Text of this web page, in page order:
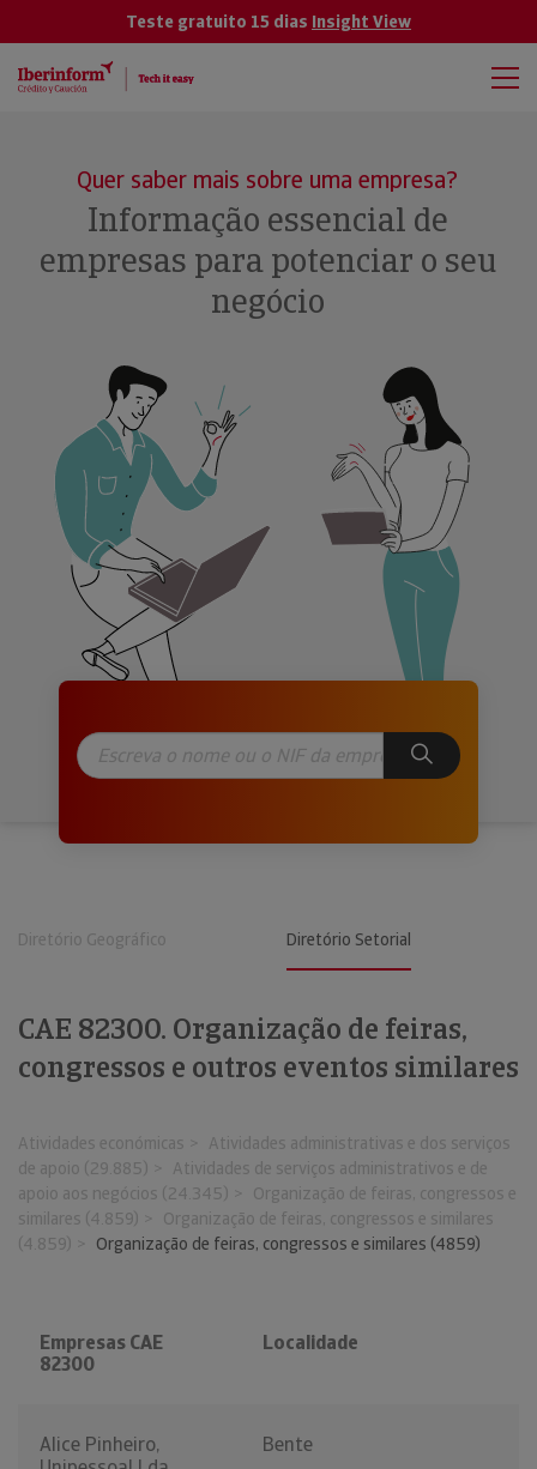
Teste gratuito 15 dias Insight View
Quer saber mais sobre uma empresa?
Informação essencial de
empresas para potenciar o seu
negócio
Diretório Geográfico Diretório Setorial
CAE 82300. Organização de feiras,
congressos e outros eventos similares
Atividades económicas
Atividades administrativas e dos serviços
de apoio (29.885)
Atividades de serviços administrativos e de
apoio aos negócios (24.345)
Organização de feiras, congressos e
similares (4.859)
Organização de feiras, congressos e similares
(4.859)
Organização de feiras, congressos e similares (4859)
Empresas CAE
82300
Localidade
Alice Pinheiro,
Bente